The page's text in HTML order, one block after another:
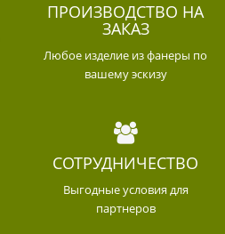
ПРОИЗВОДСТВО НА
ЗАКАЗ
Любое изделие из фанеры по
вашему эскизу
СОТРУДНИЧЕСТВО
Выгодные условия для
партнеров